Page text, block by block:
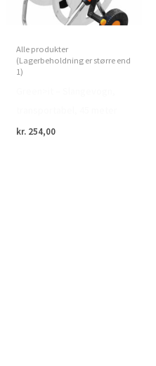
Alle produkter
(Lagerbeholdning er større end
1)
kr. 254,00